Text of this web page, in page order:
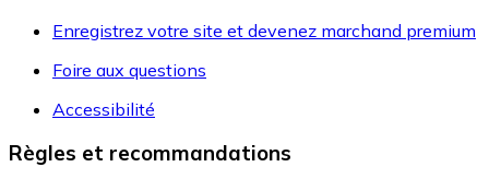
Enregistrez votre site et devenez marchand premium
Foire aux questions
Accessibilité
Règles et recommandations